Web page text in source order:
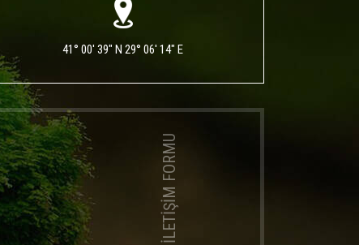
41° 00' 39" N 29° 06' 14" E
İLETİŞİM FORMU